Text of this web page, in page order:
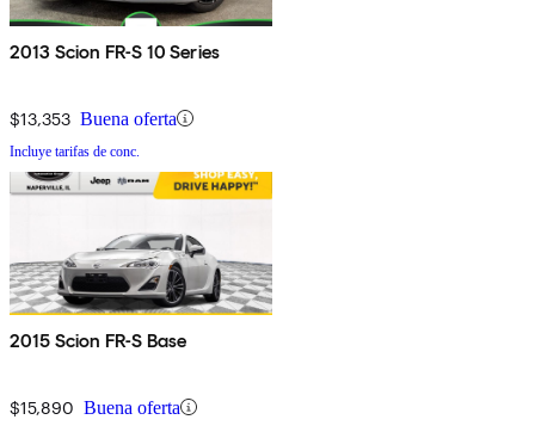
2013 Scion FR-S 10 Series
$13,353 Buena oferta
Incluye tarifas de conc.
2015 Scion FR-S Base
$15,890 Buena oferta